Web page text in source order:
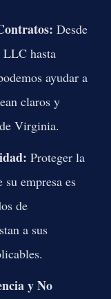
Desde
LLC hasta
ayudar a
claros y
Virginia.
Proteger la
empresa es
de
a sus
y No